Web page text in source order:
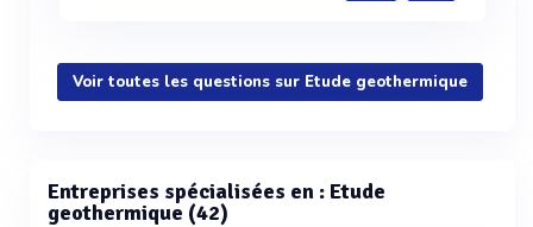
Voir toutes les questions sur Etude geothermique
Entreprises spécialisées en : Etude
geothermique (42)